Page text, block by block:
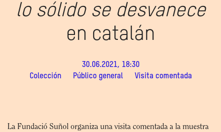
lo sólido se desvanece
en catalán
30.06.2021, 18:30
Colección
Público general Visita comentada
La Fundació Suñol organiza una visita comentada a la muestra